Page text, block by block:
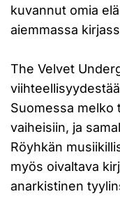
kuvannut omia
aiemmassa
The Velvet
Suomessa melko
vaiheisiin, ja
Röyhkän
myös oivaltava
anarkistinen